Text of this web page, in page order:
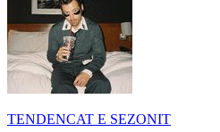
TENDENCAT E SEZONIT